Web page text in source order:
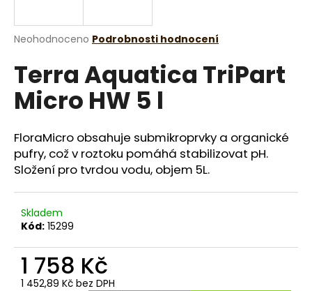
Průměrné
produktu
0,0
hvězdiček.
Neohodnoceno Podrobnosti hodnocení
Terra Aquatica TriPart
Micro HW 5 l
FloraMicro obsahuje submikroprvky a organické
pufry, což v roztoku pomáhá stabilizovat pH.
Složení pro tvrdou vodu, objem 5L.
Skladem
Kód: 15299
1 758 Kč
1 452,89 Kč bez DPH
j
t
?
HLEDAT
D
p